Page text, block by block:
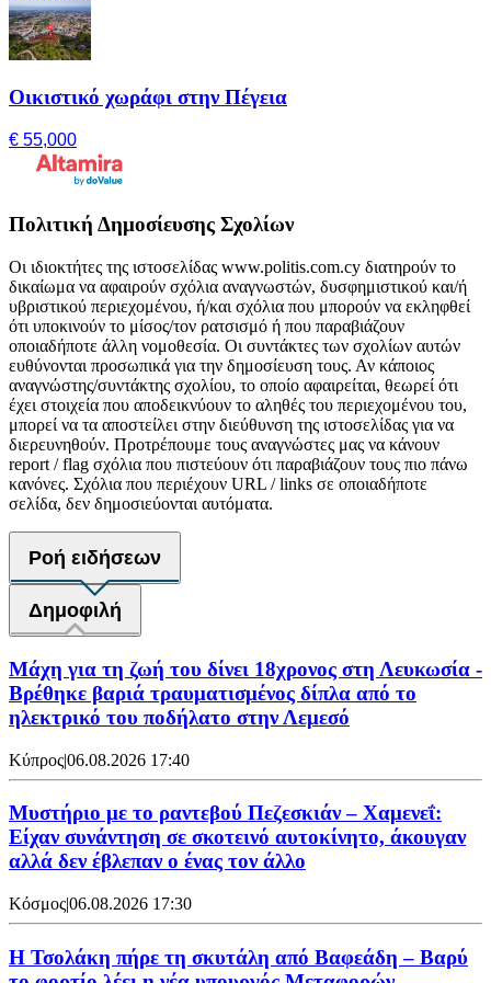
Οικιστικό χωράφι στην Πέγεια
€ 55,000
Πολιτική Δημοσίευσης Σχολίων
Οι ιδιοκτήτες της ιστοσελίδας www.politis.com.cy διατηρούν το
δικαίωμα να αφαιρούν σχόλια αναγνωστών, δυσφημιστικού και/ή
υβριστικού περιεχομένου, ή/και σχόλια που μπορούν να εκληφθεί
ότι υποκινούν το μίσος/τον ρατσισμό ή που παραβιάζουν
οποιαδήποτε άλλη νομοθεσία. Οι συντάκτες των σχολίων αυτών
ευθύνονται προσωπικά για την δημοσίευση τους. Αν κάποιος
αναγνώστης/συντάκτης σχολίου, το οποίο αφαιρείται, θεωρεί ότι
έχει στοιχεία που αποδεικνύουν το αληθές του περιεχομένου του,
μπορεί να τα αποστείλει στην διεύθυνση της ιστοσελίδας για να
διερευνηθούν. Προτρέπουμε τους αναγνώστες μας να κάνουν
report / flag σχόλια που πιστεύουν ότι παραβιάζουν τους πιο πάνω
κανόνες. Σχόλια που περιέχουν URL / links σε οποιαδήποτε
σελίδα, δεν δημοσιεύονται αυτόματα.
Ροή ειδήσεων
Δημοφιλή
Μάχη για τη ζωή του δίνει 18χρονος στη Λευκωσία -
Βρέθηκε βαριά τραυματισμένος δίπλα από το
ηλεκτρικό του ποδήλατο στην Λεμεσό
Κύπρος|06.08.2026 17:40
Μυστήριο με το ραντεβού Πεζεσκιάν – Χαμενεΐ:
Είχαν συνάντηση σε σκοτεινό αυτοκίνητο, άκουγαν
αλλά δεν έβλεπαν ο ένας τον άλλο
Κόσμος|06.08.2026 17:30
Η Τσολάκη πήρε τη σκυτάλη από Βαφεάδη – Βαρύ